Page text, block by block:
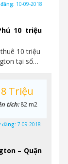
10 triệu
10 triệu
tại số…
10-09-2018
– Quận
Triệu
tích:82 m2
đăng: 7-09-2018